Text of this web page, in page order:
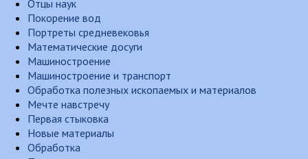
Отцы наук
Покорение вод
Портреты средневековья
Математические досуги
Машиностроение
Машиностроение и транспорт
Обработка полезных ископаемых и материалов
Мечте навстречу
Первая стыковка
Новые материалы
Обработка